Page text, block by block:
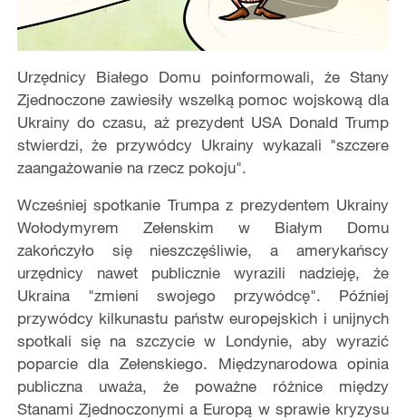
Urzędnicy Białego Domu poinformowali, że Stany
Zjednoczone zawiesiły wszelką pomoc wojskową dla
Ukrainy do czasu, aż prezydent USA Donald Trump
stwierdzi, że przywódcy Ukrainy wykazali "szczere
zaangażowanie na rzecz pokoju".
Wcześniej spotkanie Trumpa z prezydentem Ukrainy
Wołodymyrem Zełenskim w Białym Domu
zakończyło się nieszczęśliwie, a amerykańscy
urzędnicy nawet publicznie wyrazili nadzieję, że
Ukraina "zmieni swojego przywódcę". Później
przywódcy kilkunastu państw europejskich i unijnych
spotkali się na szczycie w Londynie, aby wyrazić
poparcie dla Zełenskiego. Międzynarodowa opinia
publiczna uważa, że poważne różnice między
Stanami Zjednoczonymi a Europą w sprawie kryzysu